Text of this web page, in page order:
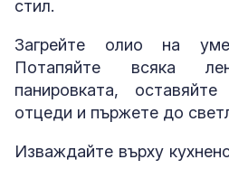
стил.
Загрейте олио на
Потапяйте всяка
панировката,
отцеди и пържете до
Изваждайте върху